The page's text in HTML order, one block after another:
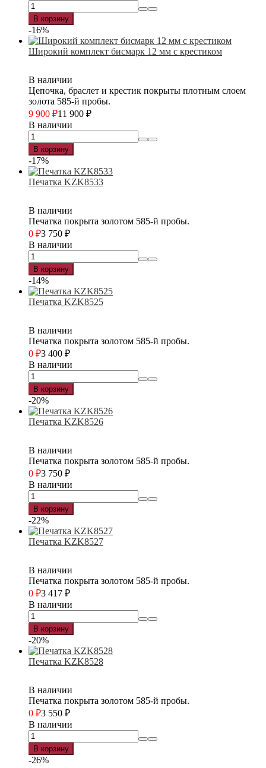
В корзину
-16%
Широкий комплект бисмарк 12 мм с крестиком
В наличии
Цепочка, браслет и крестик покрыты плотным слоем
золота 585-й пробы.
9 900 ₽11 900 ₽
В наличии
В корзину
-17%
Печатка KZK8533
В наличии
Печатка покрыта золотом 585-й пробы.
0 ₽3 750 ₽
В наличии
В корзину
-14%
Печатка KZK8525
В наличии
Печатка покрыта золотом 585-й пробы.
0 ₽3 400 ₽
В наличии
В корзину
-20%
Печатка KZK8526
В наличии
Печатка покрыта золотом 585-й пробы.
0 ₽3 750 ₽
В наличии
В корзину
-22%
Печатка KZK8527
В наличии
Печатка покрыта золотом 585-й пробы.
0 ₽3 417 ₽
В наличии
В корзину
-20%
Печатка KZK8528
В наличии
Печатка покрыта золотом 585-й пробы.
0 ₽3 550 ₽
В наличии
В корзину
-26%